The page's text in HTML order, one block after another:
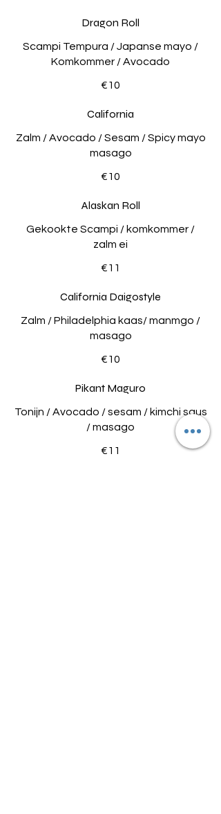
Dragon Roll
Scampi Tempura / Japanse mayo /
Komkommer / Avocado
€10
California
Zalm / Avocado / Sesam / Spicy mayo
masago
€10
Alaskan Roll
Gekookte Scampi / komkommer /
zalm ei
€11
California Daigostyle
Zalm / Philadelphia kaas/ manmgo /
masago
€10
Pikant Maguro
Tonijn / Avocado / sesam / kimchi saus
/ masago
€11